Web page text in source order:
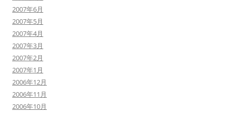
2007年6月
2007年5月
2007年4月
2007年3月
2007年2月
2007年1月
2006年12月
2006年11月
2006年10月